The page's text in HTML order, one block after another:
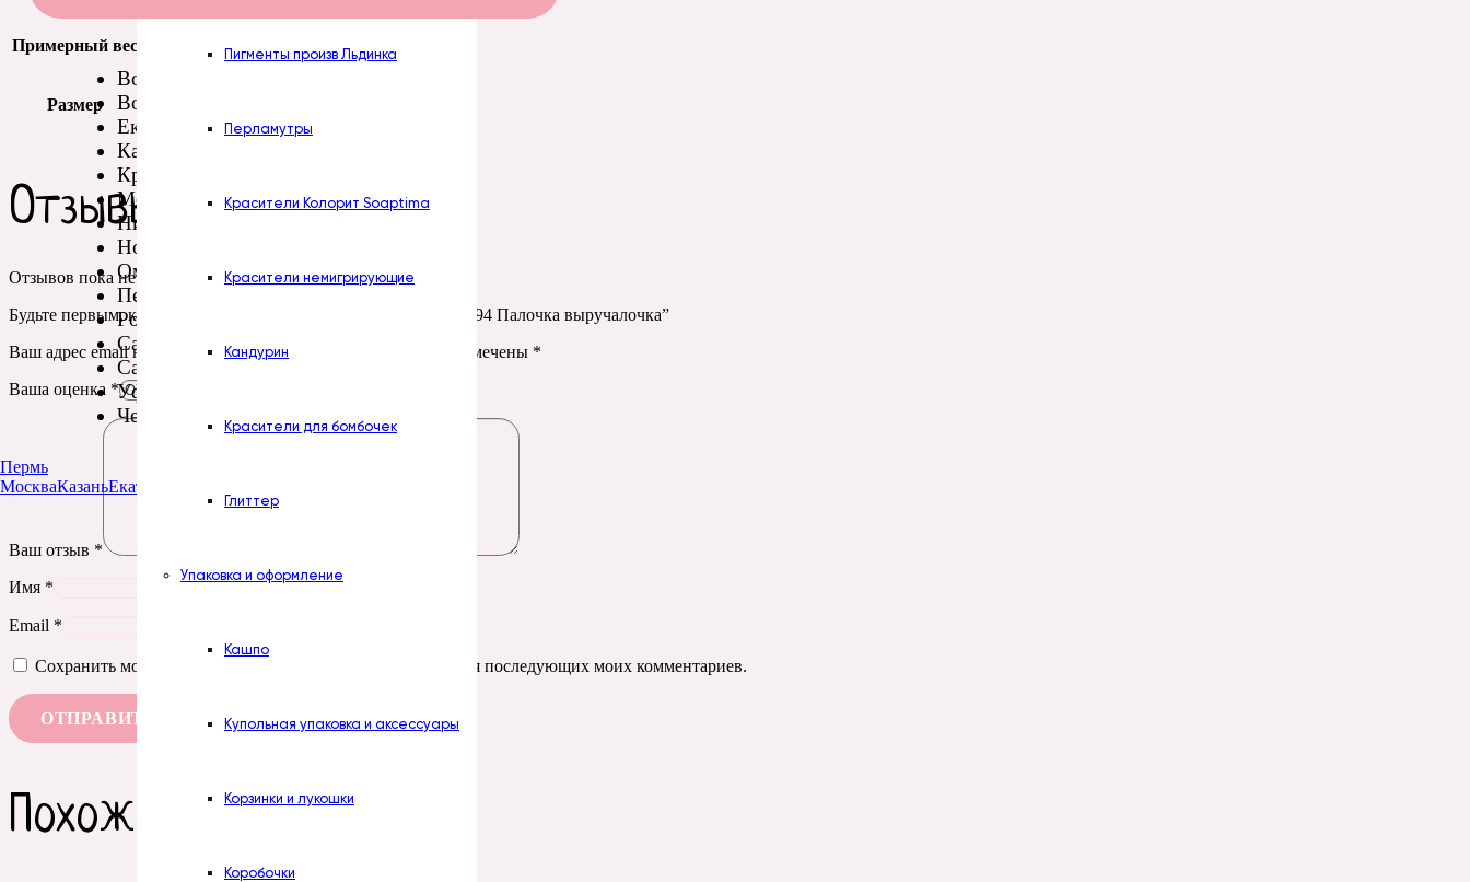
Пигменты произв Льдинка
Перламутры
Красители Колорит Soaptima
Красители немигрирующие
Кандурин
Красители для бомбочек
Глиттер
Упаковка и оформление
Кашпо
Купольная упаковка и аксессуары
Корзинки и лукошки
Коробочки
Волгоград
Воронеж
Екатеринбург
Казань
Красноярск
Москва
Нижний Новгород
Новосибирск
Омск
Пермь
Ростов-на-Дону
Самара
Санкт-Петербург
Уфа
Челябинск
Пермь
МоскваКазаньЕкатеринбург
Примерный вес
Размер
Отзывы
Отзывов пока нет.
Будьте первым, кто оставил отзыв на “Силиконовая форма № 94 Палочка выручалочка”
Ваш адрес email не будет опубликован.
Обязательные поля помечены *
Ваша оценка *
Ваш отзыв *
Имя *
Email *
Сохранить моё имя, email и адрес сайта в этом браузере для последующих моих комментариев.
Похожие товары